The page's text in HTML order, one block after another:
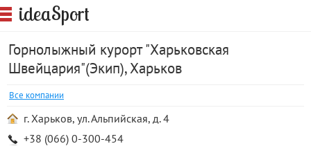
ideaSport
Горнолыжный курорт "Харьковская
Швейцария"(Экип), Харьков
Все компании
г. Харьков, ул. Альпийская, д. 4
+38 (066) 0-300-454